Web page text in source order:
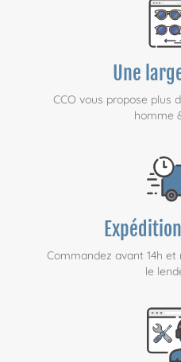
Une
CCO vous propose plus
homme
Commandez avant 14h
le